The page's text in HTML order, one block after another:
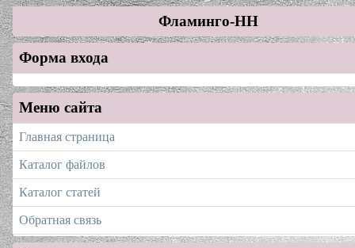
Фламинго-НН
Форма входа
Меню сайта
Главная страница
Каталог файлов
Каталог статей
Обратная связь